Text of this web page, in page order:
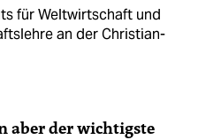
für Weltwirtschaft und
an der Christian-
aber der wichtigste